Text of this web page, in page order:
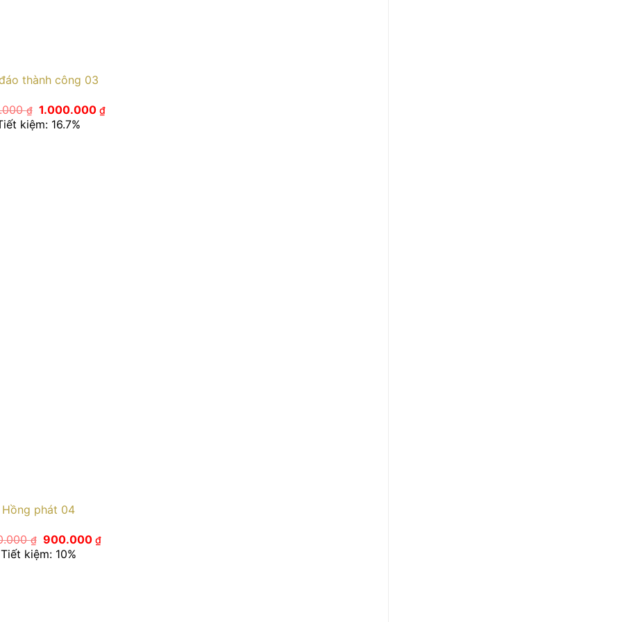
thành công 03
₫ Giá
gốc
là:
1.000.000₫Giá
kiệm: 16.7%
Hồng phát 04
₫ Giá
gốc
là:
900.000₫Giá
Tiết kiệm: 10%